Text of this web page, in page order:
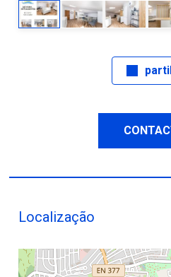
Localização